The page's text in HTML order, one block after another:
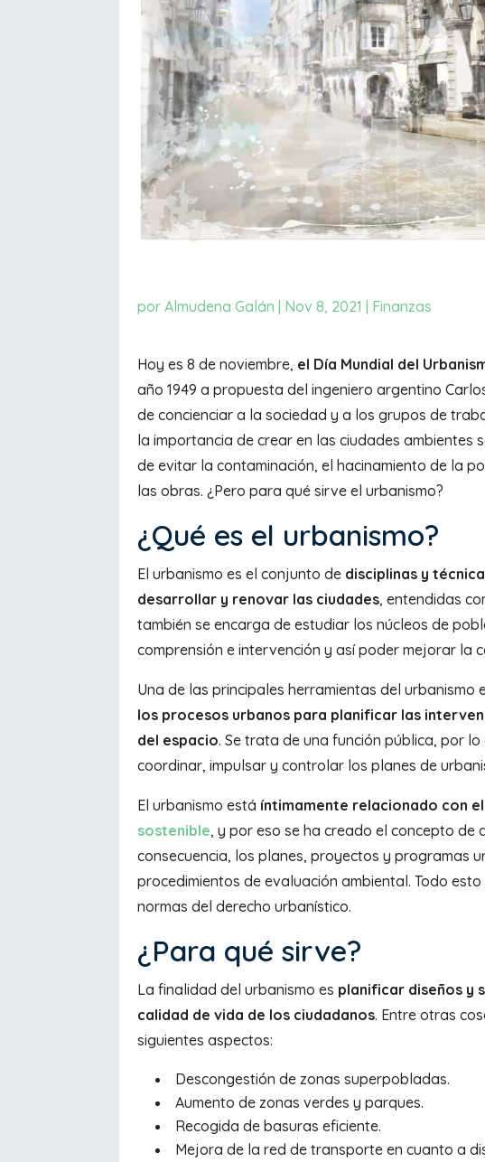
por Almudena Galán Nov 8, 2021 Finanzas
Hoy es 8 de noviembre, el Día Mundial del
año 1949 a propuesta del ingeniero argentino
de concienciar a la sociedad y a los grupos de
la importancia de crear en las ciudades ambientes
de evitar la contaminación, el hacinamiento de la
las obras. ¿Pero para qué sirve el urbanismo?
¿Qué es el urbanismo?
El urbanismo es el conjunto de disciplinas y
desarrollar y renovar las ciudades, entendidas
también se encarga de estudiar los núcleos de
comprensión e intervención y así poder mejorar la
Una de las principales herramientas del
los procesos urbanos para planificar las
del espacio. Se trata de una función pública, por
coordinar, impulsar y controlar los planes de
El urbanismo está íntimamente relacionado con
sostenible, y por eso se ha creado el concepto de
consecuencia, los planes, proyectos y programas
procedimientos de evaluación ambiental. Todo
normas del derecho urbanístico.
¿Para qué sirve?
La finalidad del urbanismo es planificar diseños y
calidad de vida de los ciudadanos. Entre otras
siguientes aspectos:
Descongestión de zonas superpobladas.
Aumento de zonas verdes y parques.
Recogida de basuras eficiente.
Mejora de la red de transporte en cuanto a